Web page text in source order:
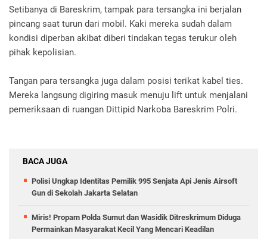
Setibanya di Bareskrim, tampak para tersangka ini berjalan
pincang saat turun dari mobil. Kaki mereka sudah dalam
kondisi diperban akibat diberi tindakan tegas terukur oleh
pihak kepolisian.
Tangan para tersangka juga dalam posisi terikat kabel ties.
Mereka langsung digiring masuk menuju lift untuk menjalani
pemeriksaan di ruangan Dittipid Narkoba Bareskrim Polri.
BACA JUGA
Polisi Ungkap Identitas Pemilik 995 Senjata Api Jenis Airsoft
Gun di Sekolah Jakarta Selatan
Miris! Propam Polda Sumut dan Wasidik Ditreskrimum Diduga
Permainkan Masyarakat Kecil Yang Mencari Keadilan